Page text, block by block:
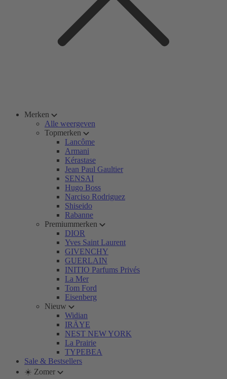
Merken
Alle weergeven
Topmerken
Lancôme
Armani
Kérastase
Jean Paul Gaultier
SENSAI
Hugo Boss
Narciso Rodriguez
Shiseido
Rabanne
Premiummerken
DIOR
Yves Saint Laurent
GIVENCHY
GUERLAIN
INITIO Parfums Privés
La Mer
Tom Ford
Eisenberg
Nieuw
Widian
IRÄYE
NEST NEW YORK
La Prairie
TYPEBEA
Sale & Bestsellers
☀️ Zomer